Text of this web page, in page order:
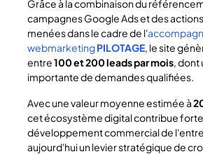
Grâce à la combinaison du
campagnes Google Ads et des
menées dans le cadre de l'
webmarketingPILOTAGE, le site
entre100 et 200 leads par mois, dont
importante de demandes qualifiées.
Avec une valeur moyenne estimée à
cet écosystème digital contribue
développement commercial de
aujourd'hui un levier stratégique de